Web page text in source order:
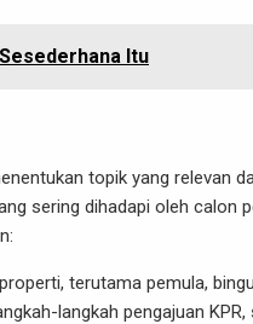
Itu
topik yang relevan
sering dihadapi oleh calon
terutama pemula,
langkah pengajuan